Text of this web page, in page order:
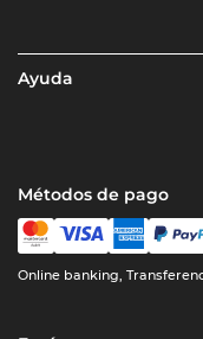
Ayuda
Métodos de pago
Online banking,